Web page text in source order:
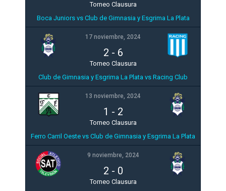
Torneo Clausura
Boca Juniors vs Club de Gimnasia y Esgrima La Plata
17 noviembre, 2024
2 - 6
Torneo Clausura
Club de Gimnasia y Esgrima La Plata vs Racing Club
13 noviembre, 2024
1 - 2
Torneo Clausura
Ferro Carril Oeste vs Club de Gimnasia y Esgrima La Plata
9 noviembre, 2024
2 - 0
Torneo Clausura